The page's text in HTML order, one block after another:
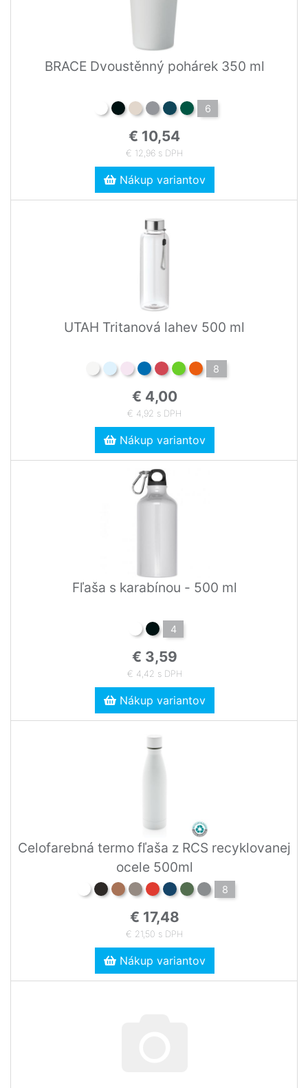
BRACE Dvoustěnný pohárek 350 ml
6
€ 10,54
€ 12,96 s DPH
Nákup variantov
UTAH Tritanová lahev 500 ml
8
€ 4,00
€ 4,92 s DPH
Nákup variantov
Fľaša s karabínou - 500 ml
4
€ 3,59
€ 4,42 s DPH
Nákup variantov
Celofarebná termo fľaša z RCS recyklovanej
ocele 500ml
8
€ 17,48
€ 21,50 s DPH
Nákup variantov